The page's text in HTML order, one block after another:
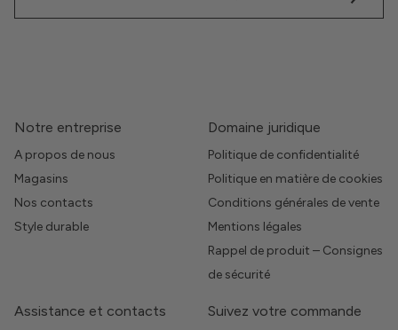
Notre entreprise
A propos de nous
Magasins
Nos contacts
Style durable
Domaine juridique
Politique de confidentialité
Politique en matière de cookies
Conditions générales de vente
Mentions légales
Rappel de produit – Consignes
de sécurité
Assistance et contacts Suivez votre commande